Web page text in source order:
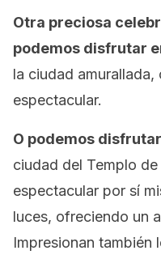
Otra preciosa
podemos disfrutar
la ciudad amurallada,
espectacular.
O podemos
ciudad del Templo
espectacular por sí
luces, ofreciendo un
Impresionan también